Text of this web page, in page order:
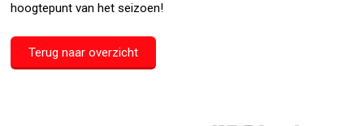
hoogtepunt van het seizoen!
Terug naar overzicht